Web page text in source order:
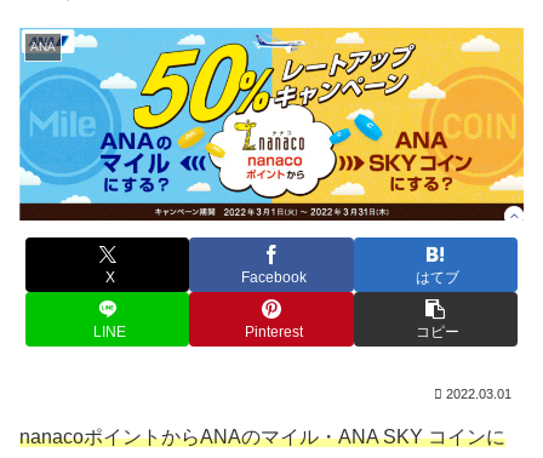
ANA
X Facebook はてブ
LINE Pinterest コピー
2022.03.01
nanacoポイントからANAのマイル・ANA SKY コインに